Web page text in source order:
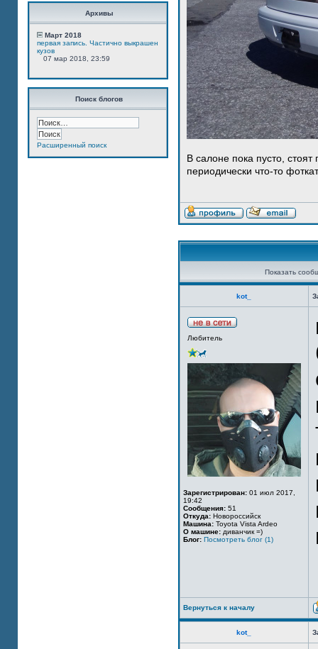
Архивы
Март 2018
первая запись. Частично выкрашен
кузов
07 мар 2018, 23:59
Поиск блогов
Расширенный поиск
В салоне пока пусто,
периодически что-то
Показать
kot_
Любитель
Зарегистрирован: 01 июл 2017,
19:42
Сообщения: 51
Откуда: Новороссийск
Машина: Toyota Vista Ardeo
О машине: диванчик =)
Блог: Посмотреть блог (1)
Вернуться к началу
kot_